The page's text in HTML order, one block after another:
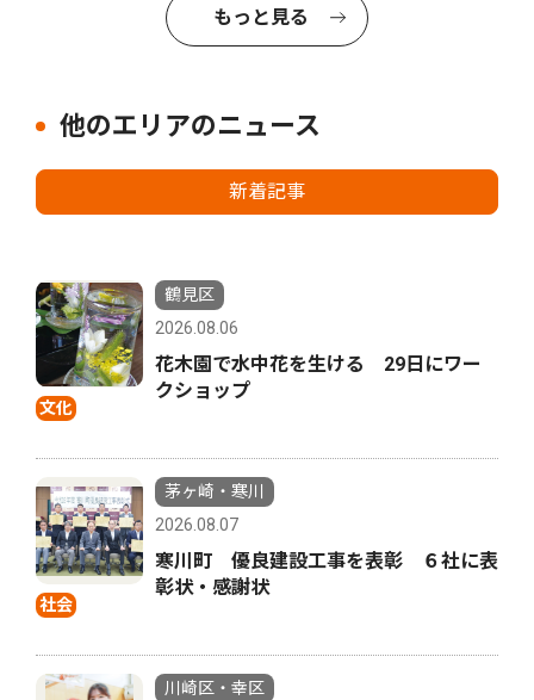
もっと見る
他のエリアのニュース
新着記事
文化
鶴見区
2026.08.06
花木園で水中花を生ける 29日にワー
クショップ
社会
茅ヶ崎・寒川
2026.08.07
寒川町 優良建設工事を表彰 ６社に表
彰状・感謝状
川崎区・幸区